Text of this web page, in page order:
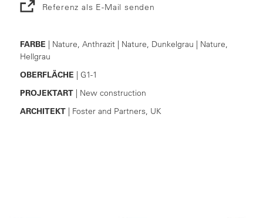
Referenz als E-Mail senden
FARBE | Nature, Anthrazit | Nature, Dunkelgrau | Nature,
Hellgrau
OBERFLÄCHE | G1-1
PROJEKTART| New construction
ARCHITEKT| Foster and Partners, UK